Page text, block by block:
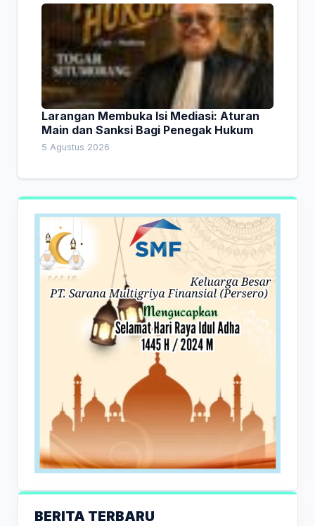
Larangan Membuka Isi Mediasi: Aturan
Main dan Sanksi Bagi Penegak Hukum
5 Agustus 2026
BERITA TERBARU